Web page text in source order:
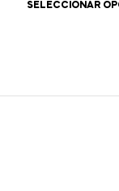
SELECCIONAR